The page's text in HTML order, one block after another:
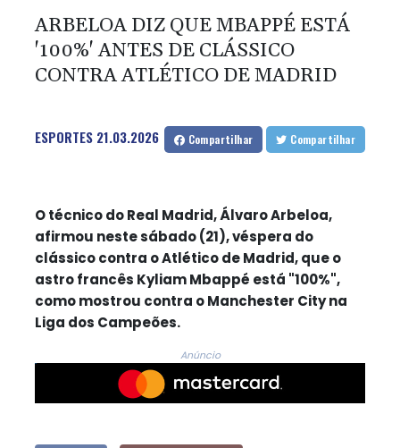
ARBELOA DIZ QUE MBAPPÉ ESTÁ
'100%' ANTES DE CLÁSSICO
CONTRA ATLÉTICO DE MADRID
ESPORTES 21.03.2026 Compartilhar Compartilhar
O técnico do Real Madrid, Álvaro Arbeloa,
afirmou neste sábado (21), véspera do
clássico contra o Atlético de Madrid, que o
astro francês Kyliam Mbappé está "100%",
como mostrou contra o Manchester City na
Liga dos Campeões.
Anúncio